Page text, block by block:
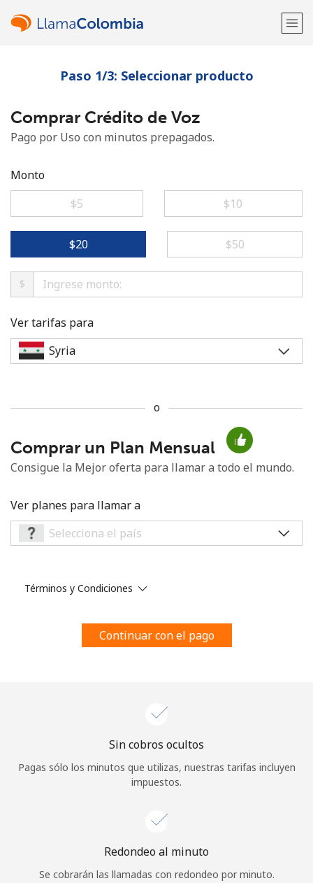
¡Bienvenido!
¿Ya tienes una cuenta?Inicia sesión →
No se ha creado una contraseña
Mínimo 8 caracteres
Una letra mayúscula y una minúscula
Un número
Al abrir una cuenta en este sitio web, estoy de acuerdo con
¡Hola!
REGÍSTRATE →
Paso 1/3: Seleccionar producto
Comprar Crédito de Voz
Pago por Uso con minutos prepagados.
Monto
⁦$5⁩
⁦$10⁩
⁦$20⁩ ⁦$50⁩
$
Ver tarifas para
o
Comprar un Plan Mensual
Consigue la Mejor oferta para llamar a todo el mundo.
Ver planes para llamar a
Términos y Condiciones
Continuar con el pago
Sin cobros ocultos
Pagas sólo los minutos que utilizas, nuestras tarifas incluyen
impuestos.
Redondeo al minuto
Se cobrarán las llamadas con redondeo por minuto.